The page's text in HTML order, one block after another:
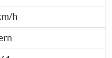
h